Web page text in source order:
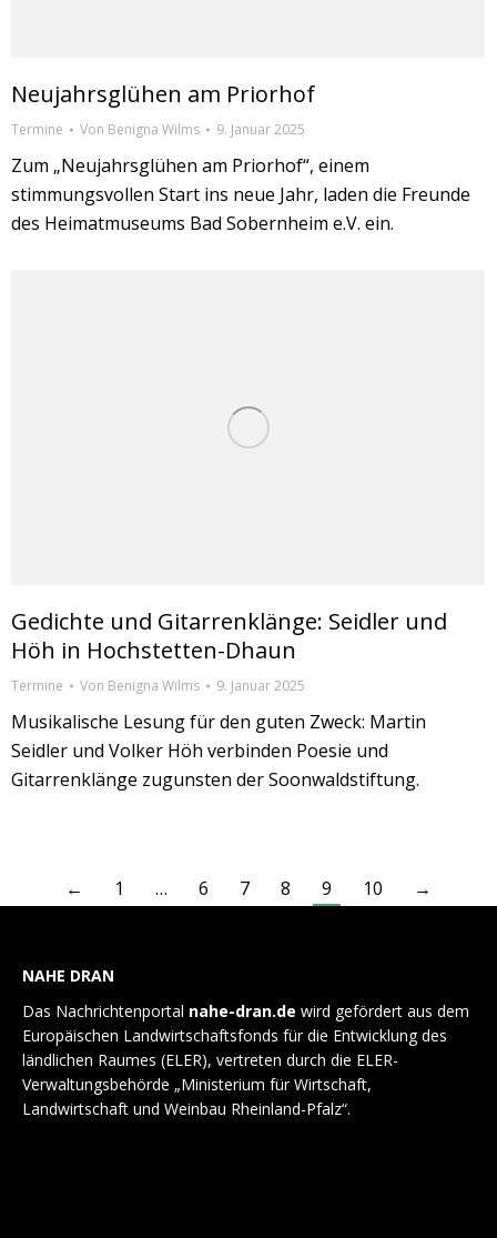
Neujahrsglühen am Priorhof
Termine Von Benigna Wilms 9. Januar 2025
Zum „Neujahrsglühen am Priorhof“, einem
stimmungsvollen Start ins neue Jahr, laden die Freunde
des Heimatmuseums Bad Sobernheim e.V. ein.
Gedichte und Gitarrenklänge: Seidler und
Höh in Hochstetten-Dhaun
Termine Von Benigna Wilms 9. Januar 2025
Musikalische Lesung für den guten Zweck: Martin
Seidler und Volker Höh verbinden Poesie und
Gitarrenklänge zugunsten der Soonwaldstiftung.
← 1 … 6 7 8 9 10 →
NAHE DRAN
Das Nachrichtenportal nahe-dran.de wird gefördert aus dem
Europäischen Landwirtschaftsfonds für die Entwicklung des
ländlichen Raumes (ELER), vertreten durch die ELER-
Verwaltungsbehörde „Ministerium für Wirtschaft,
Landwirtschaft und Weinbau Rheinland-Pfalz“.